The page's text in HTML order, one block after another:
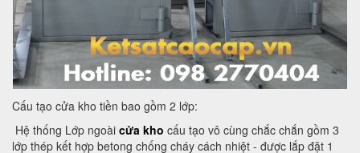
Cấu tạo cửa kho tiền bao gồm 2 lớp:
Hệ thống Lớp ngoài cửa kho cấu tạo vô cùng chắc chắn gồm 3
lớp thép kết hợp betong chống cháy cách nhiệt - được lắp đặt 1